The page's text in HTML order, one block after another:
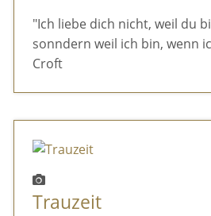
"Ich liebe dich nicht, weil du
sonndern weil ich bin, wenn
Croft
Trauzeit